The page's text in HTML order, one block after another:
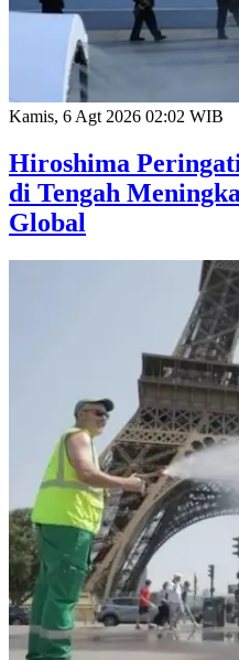
Kamis, 6 Agt 2026 02:02 WIB
Hiroshima
di Tengah
Global